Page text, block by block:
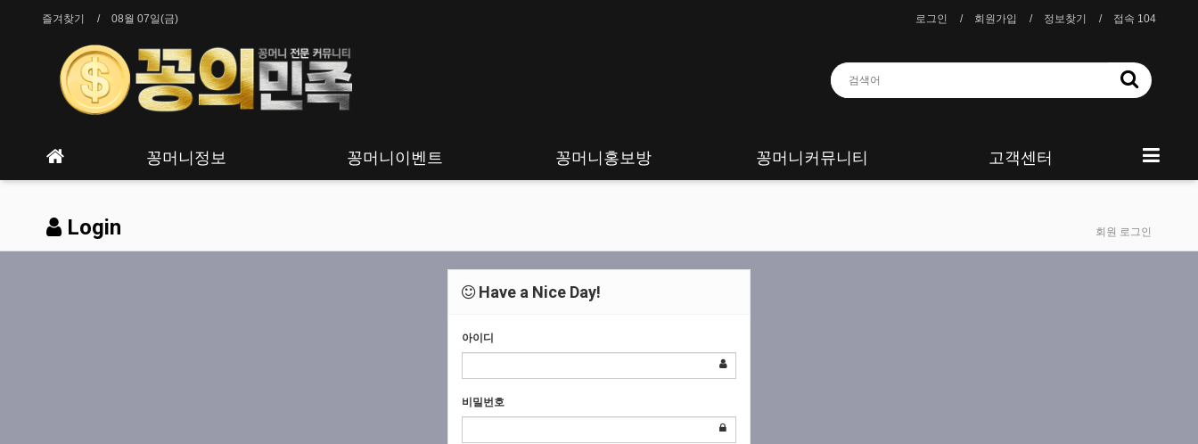
즐겨찾기 08월 07일(금) 로그인 회원가입 정보찾기 접속 104
꽁머니정보 꽁머니이벤트 꽁머니홍보방 꽁머니커뮤니티 고객센터
Login 회원 로그인
Have a Nice Day!
아이디
비밀번호